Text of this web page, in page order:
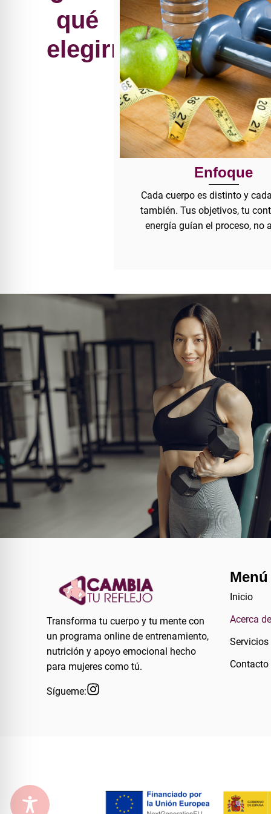
qué
elegirme?
Enfoque
Cada cuerpo es distinto y
también. Tus objetivos, tu
energía guían el proceso, no
Transforma tu cuerpo y tu mente con
un programa online de entrenamiento,
nutrición y apoyo emocional hecho
para mujeres como tú.
Sígueme:
Menú
Inicio
Acerca de
Servicios
Contacto